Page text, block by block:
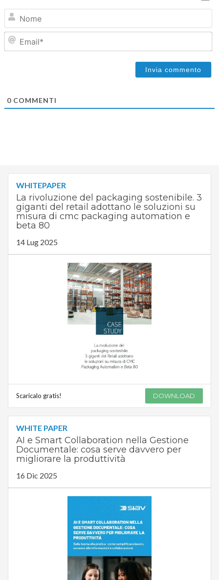
0COMMENTI
WHITEPAPER
La rivoluzione del packaging sostenibile. 3
giganti del retail adottano le soluzioni su
misura di cmc packaging automation e
beta 80
14 Lug 2025
Scaricalo gratis! DOWNLOAD
WHITE PAPER
AI e Smart Collaboration nella Gestione
Documentale: cosa serve davvero per
migliorare la produttività
16 Dic 2025